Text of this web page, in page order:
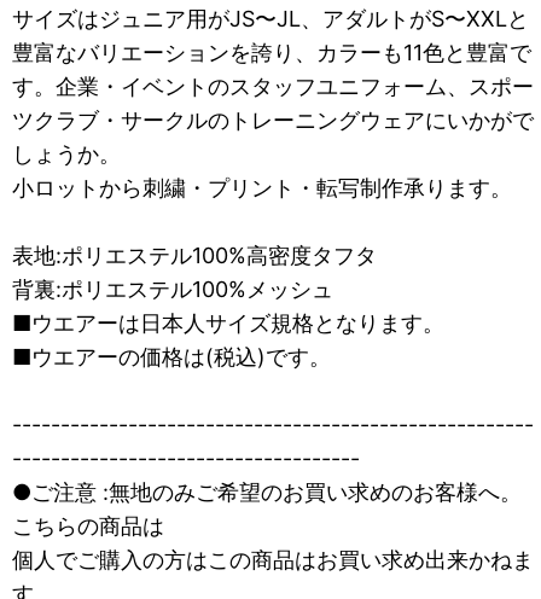
サイズはジュニア用がJS〜JL、アダルトがS〜XXLと
豊富なバリエーションを誇り、カラーも11色と豊富で
す。企業・イベントのスタッフユニフォーム、スポー
ツクラブ・サークルのトレーニングウェアにいかがで
しょうか。
小ロットから刺繍・プリント・転写制作承ります。
表地:ポリエステル100%高密度タフタ
背裏:ポリエステル100%メッシュ
■ウエアーは日本人サイズ規格となります。
■ウエアーの価格は(税込)です。
------------------------------------------------------
------------------------------------
●ご注意 :無地のみご希望のお買い求めのお客様へ。
こちらの商品は
個人でご購入の方はこの商品はお買い求め出来かねま
す。